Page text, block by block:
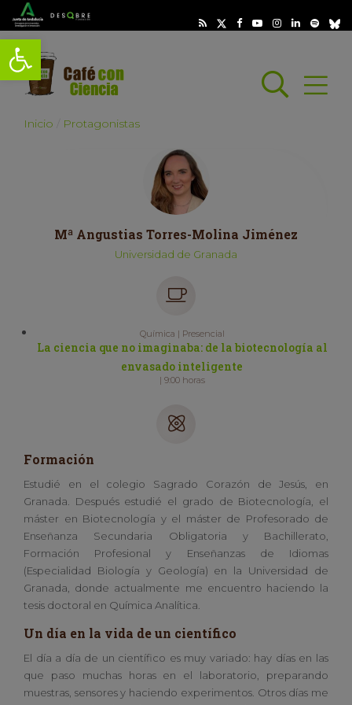
Abrir barra de herramientas
Abrir
Inicio Protagonistas
Mª Angustias Torres-Molina Jiménez
Universidad de Granada
Química | Presencial
La ciencia que no imaginaba: de la biotecnología al
envasado inteligente
| 9:00 horas
Formación
Estudié en el colegio Sagrado Corazón de Jesús, en
Granada. Después estudié el grado de Biotecnología, el
máster en Biotecnología y el máster de Profesorado de
Enseñanza Secundaria Obligatoria y Bachillerato,
Formación Profesional y Enseñanzas de Idiomas
(Especialidad Biología y Geología) en la Universidad de
Granada, donde actualmente me encuentro haciendo la
tesis doctoral en Química Analítica.
Un día en la vida de un científico
El día a día de un científico es muy variado: hay días en las
que paso muchas horas en el laboratorio, preparando
muestras, sensores y haciendo experimentos. Otros días me